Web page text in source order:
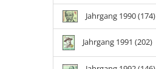
Jahrgang 1990 (174)
Jahrgang 1991 (202)